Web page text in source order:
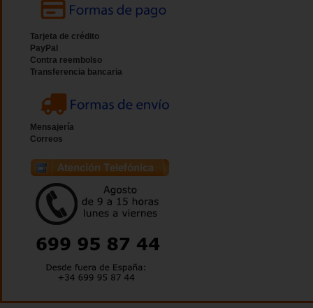
Tarjeta de crédito
PayPal
Contra reembolso
Transferencia bancaria
Mensajería
Correos